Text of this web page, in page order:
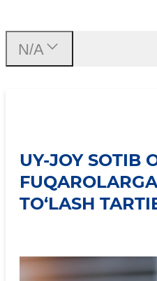
UY-JOY SOTIB
TO‘LASH
N/A